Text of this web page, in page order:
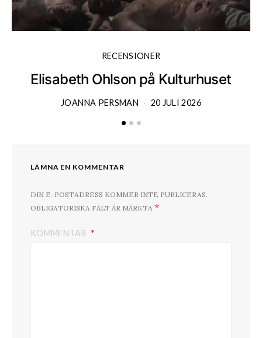
RECENSIONER
Elisabeth Ohlson på Kulturhuset
JOANNA PERSMAN 20 JULI 2026
LÄMNA EN KOMMENTAR
DIN E-POSTADRESS KOMMER INTE PUBLICERAS.
OBLIGATORISKA FÄLT ÄR MÄRKTA *
KOMMENTAR